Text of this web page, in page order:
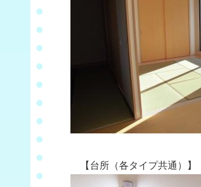
【台所（各タイプ共通）】